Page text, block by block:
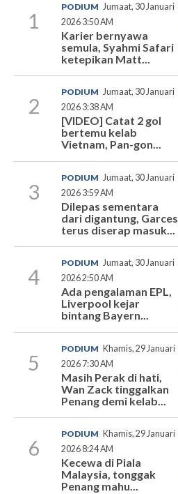
1
PODIUM Jumaat, 30 Januari
2026 3:50 AM
Karier bernyawa
semula, Syahmi Safari
ketepikan Matt...
2
PODIUM Jumaat, 30 Januari
2026 3:38 AM
[VIDEO] Catat 2 gol
bertemu kelab
Vietnam, Pan-gon...
3
PODIUM Jumaat, 30 Januari
2026 3:59 AM
Dilepas sementara
dari digantung, Garces
terus diserap masuk...
4
PODIUM Jumaat, 30 Januari
2026 2:50 AM
Ada pengalaman EPL,
Liverpool kejar
bintang Bayern...
5
PODIUM Khamis, 29 Januari
2026 7:30 AM
Masih Perak di hati,
Wan Zack tinggalkan
Penang demi kelab...
6
PODIUM Khamis, 29 Januari
2026 8:24 AM
Kecewa di Piala
Malaysia, tonggak
Penang mahu...